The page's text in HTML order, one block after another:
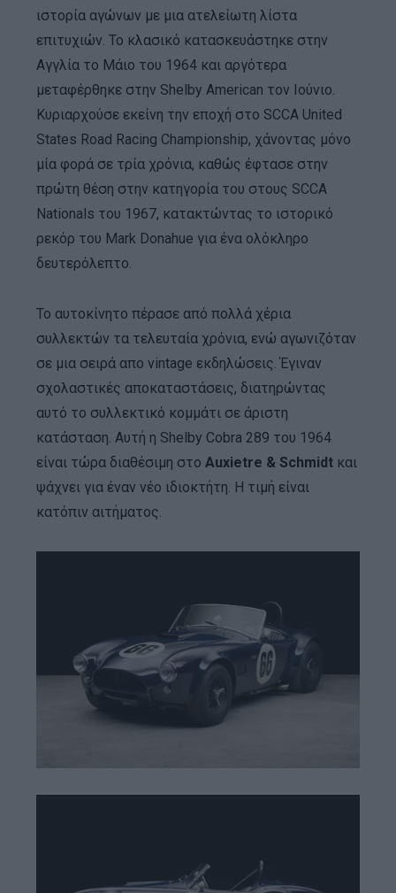
ιστορία αγώνων με μια ατελείωτη λίστα
επιτυχιών. Το κλασικό κατασκευάστηκε στην
Αγγλία το Μάιο του 1964 και αργότερα
μεταφέρθηκε στην Shelby American τον Ιούνιο.
Κυριαρχούσε εκείνη την εποχή στο SCCA United
States Road Racing Championship, χάνοντας μόνο
μία φορά σε τρία χρόνια, καθώς έφτασε στην
πρώτη θέση στην κατηγορία του στους SCCA
Nationals του 1967, κατακτώντας το ιστορικό
ρεκόρ του Mark Donahue για ένα ολόκληρο
δευτερόλεπτο.
Το αυτοκίνητο πέρασε από πολλά χέρια
συλλεκτών τα τελευταία χρόνια, ενώ αγωνιζόταν
σε μια σειρά απο vintage εκδηλώσεις. Έγιναν
σχολαστικές αποκαταστάσεις, διατηρώντας
αυτό το συλλεκτικό κομμάτι σε άριστη
κατάσταση. Αυτή η Shelby Cobra 289 του 1964
είναι τώρα διαθέσιμη στο Auxietre & Schmidtκαι
ψάχνει για έναν νέο ιδιοκτήτη. Η τιμή είναι
κατόπιν αιτήματος.